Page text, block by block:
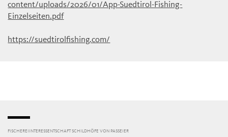
content/uploads/2026/01/App-Suedtirol-Fishing-
Einzelseiten.pdf
https://suedtirolfishing.com/
FISCHEREIINTERESSENTSCHAFT SCHILDHÖFE VON PASSEIER